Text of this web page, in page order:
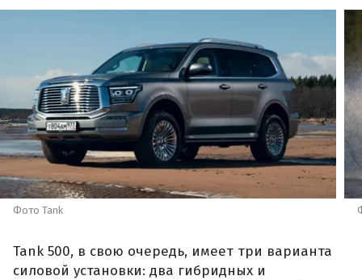
Фото Tank
Tank 500, в свою очередь, имеет три варианта
силовой установки: два гибридных и